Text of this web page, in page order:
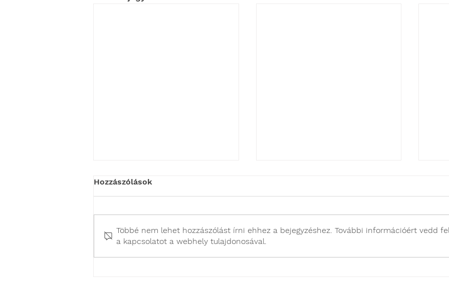
Miért nem kell
Laparoszkópos
Hozzászólások
Többé nem lehet hozzászólást írni ehhez a bejegyzéshez. További információért vedd fel
a kapcsolatot a webhely tulajdonosával.